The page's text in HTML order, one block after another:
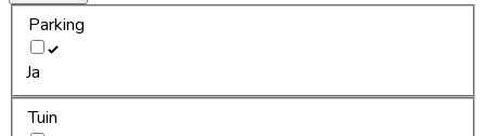
Parking
Ja
Tuin